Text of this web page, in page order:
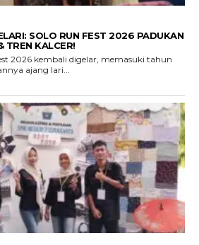
SOLO RUN FEST 2026 PADUKAN
TREN KALCER!
2026 kembali digelar, memasuki tahun
ajang lari...